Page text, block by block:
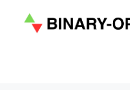
contenuto